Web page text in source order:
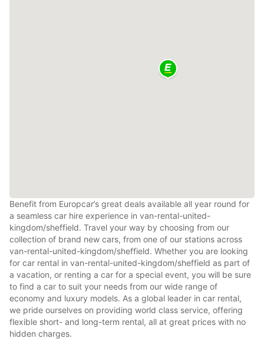
Benefit from Europcar’s great deals available all year round for
a seamless car hire experience in van-rental-united-
kingdom/sheffield. Travel your way by choosing from our
collection of brand new cars, from one of our stations across
van-rental-united-kingdom/sheffield. Whether you are looking
for car rental in van-rental-united-kingdom/sheffield as part of
a vacation, or renting a car for a special event, you will be sure
to find a car to suit your needs from our wide range of
economy and luxury models. As a global leader in car rental,
we pride ourselves on providing world class service, offering
flexible short- and long-term rental, all at great prices with no
hidden charges.